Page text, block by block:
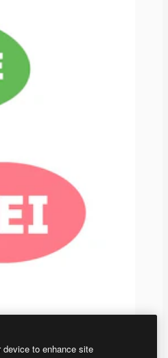
device to enhance site